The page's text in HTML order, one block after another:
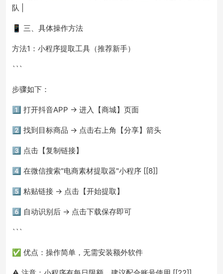
队 |
📱 三、具体操作方法
方法1：小程序提取工具（推荐新手）
```
步骤如下：
1️⃣ 打开抖音APP → 进入【商城】页面
2️⃣ 找到目标商品 → 点击右上角【分享】箭头
3️⃣ 点击【复制链接】
4️⃣ 在微信搜索"电商素材提取器"小程序 [[8]]
5️⃣ 粘贴链接 → 点击【开始提取】
6️⃣ 自动识别后 → 点击下载保存即可
```
✅ 优点：操作简单，无需安装额外软件